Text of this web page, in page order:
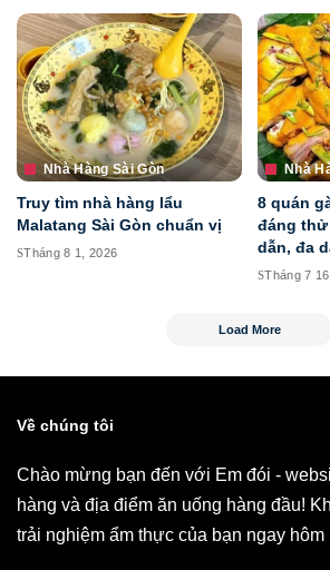
Nhà Hàng Sài Gòn
Truy tìm nhà hàng lẩu
Malatang Sài Gòn chuẩn vị
Tháng 8 1, 2026
Nhà
8 quán
đáng
dẫn, đa
Tháng 7
Load More
Về chúng tôi
Chào mừng bạn đến với Em đói -
hàng và địa điểm ăn uống hàng đầu!
trải nghiệm ẩm thực của bạn ngay hôm